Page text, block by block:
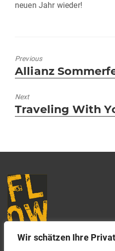
Wir schätzen Ihre
neuen Jahr wieder!
Previous
Previous
Allianz
Next
Next
Traveling With